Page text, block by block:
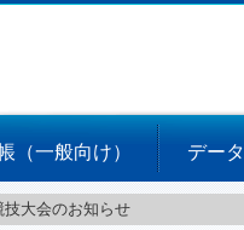
（一般向け） デー
大会のお知らせ